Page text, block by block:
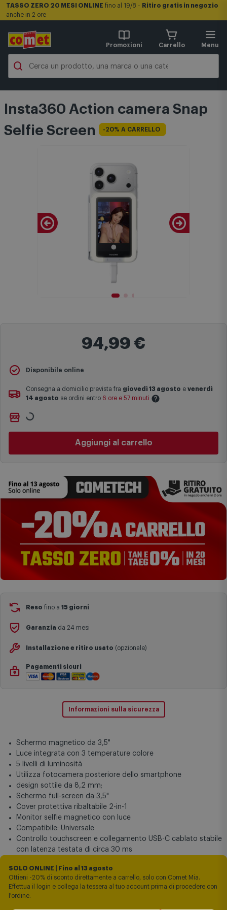
TASSO ZERO 20 MESI ONLINE fino al 19/8 - Ritiro gratis in negozio
anche in 2 ore
Promozioni Carrello Menu
Insta360 Action camera Snap
Selfie Screen
-20% A CARRELLO
94,99 €
Disponibile online
Consegna a domicilio prevista fra giovedì 13 agosto e venerdì
14 agosto se ordini entro 6 ore e 57 minuti
Le date previste per la consegna sono una stima approssimativa
basata sulle statistiche di consegna in possesso di Comet.
I tempi di consegna effettivi potrebbero variare in situazioni
Si ricorda inoltre che i prodotti acquistati in modalità di
prenotazione verranno spediti a partire dalla data di uscita indicata
nella pagina del prodotto.
Ritiro gratuito presso
Installazione e ritiro usato
Pagamenti sicuri
Schermo magnetico da 3,5"
Luce integrata con 3 temperature colore
5 livelli di luminosità
Utilizza fotocamera posteriore dello smartphone
design sottile da 8,2 mm;
Schermo full-screen da 3,5"
Cover protettiva ribaltabile 2-in-1
Monitor selfie magnetico con luce
Compatibile: Universale
Controllo touchscreen e collegamento USB-C cablato stabile
con latenza testata di circa 30 ms
SOLO ONLINE | Fino al 13 agosto
Ottieni -20% di sconto direttamente a carrello, solo con Comet Mia.